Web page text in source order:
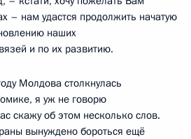
– нам удастся продолжить начатую
наших
и по их развитию.
Молдова столкнулась
я уж не говорю
скажу об этом несколько слов.
вынуждено бороться ещё